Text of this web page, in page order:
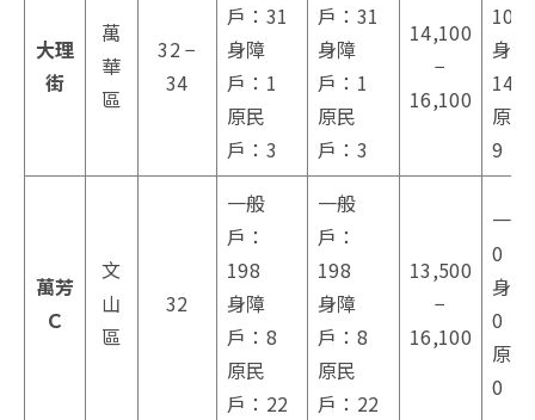
大理
街
萬
華
區
32 −
34
戶：31
身障
戶：1
原民
戶：3
戶：31
身障
戶：1
原民
戶：3
14,100
−
16,100
104
身
14
原
9
萬芳
Ｃ
文
山
區
32
一般
戶：
198
身障
戶：8
原民
戶：22
一般
戶：
198
身障
戶：8
原民
戶：22
13,500
−
16,100
一
0
身
0
原
0